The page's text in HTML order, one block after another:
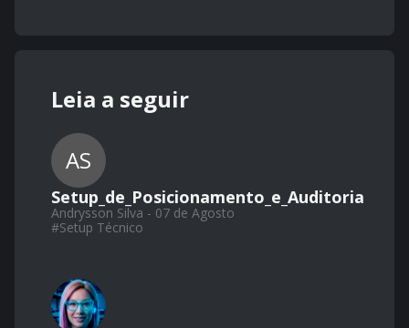
Leia a seguir
AS
Setup_de_Posicionamento_e_Auditoria
Andrysson Silva - 07 de Agosto
#Setup Técnico